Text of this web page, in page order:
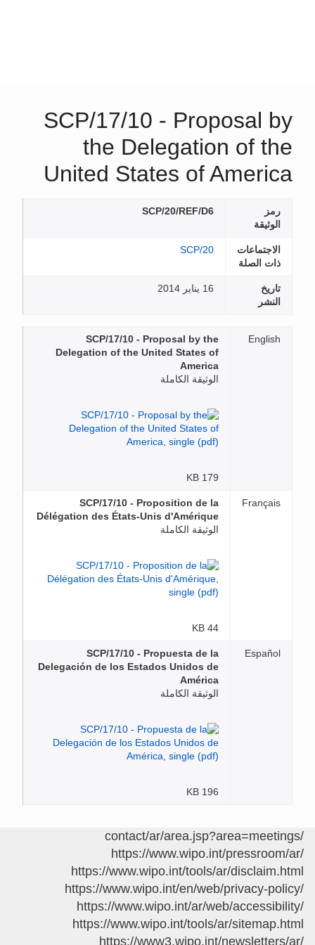
SCP/17/10 - Proposal by
the Delegation of the
United States of America
رمز
الوثيقة
SCP/20/REF/D6
الاجتماعات
ذات الصلة
SCP/20
تاريخ
النشر
16 يناير 2014
English
SCP/17/10 - Proposal by the
Delegation of the United States of
America
الوثيقة الكاملة
179 KB
Français
SCP/17/10 - Proposition de la
Délégation des États-Unis d'Amérique
الوثيقة الكاملة
44 KB
Español
SCP/17/10 - Propuesta de la
Delegación de los Estados Unidos de
América
الوثيقة الكاملة
196 KB
/contact/ar/area.jsp?area=meetings
https://www.wipo.int/pressroom/ar/
https://www.wipo.int/tools/ar/disclaim.html
https://www.wipo.int/en/web/privacy-policy/
https://www.wipo.int/ar/web/accessibility/
https://www.wipo.int/tools/ar/sitemap.html
https://www3.wipo.int/newsletters/ar/